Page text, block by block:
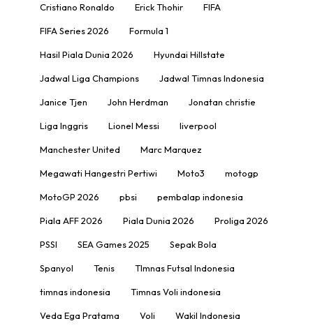
Cristiano Ronaldo Erick Thohir FIFA
FIFA Series 2026 Formula 1
Hasil Piala Dunia 2026 Hyundai Hillstate
Jadwal Liga Champions Jadwal Timnas Indonesia
Janice Tjen John Herdman Jonatan christie
Liga Inggris Lionel Messi liverpool
Manchester United Marc Marquez
Megawati Hangestri Pertiwi Moto3 motogp
MotoGP 2026 pbsi pembalap indonesia
Piala AFF 2026 Piala Dunia 2026 Proliga 2026
PSSI SEA Games 2025 Sepak Bola
Spanyol Tenis TImnas Futsal Indonesia
timnas indonesia Timnas Voli indonesia
Veda Ega Pratama Voli Wakil Indonesia